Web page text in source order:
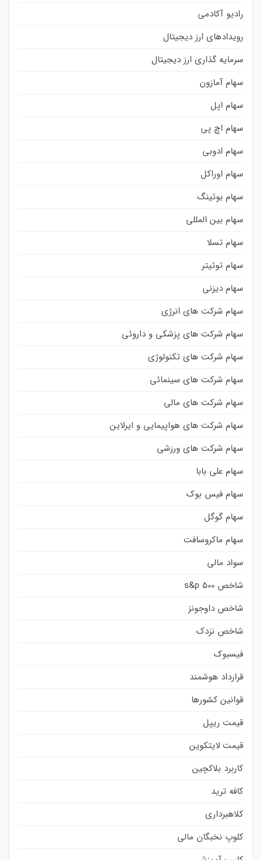
رادیو آکادمی
رویدادهای ارز دیجیتال
سرمایه گذاری ارز دیجیتال
سهام آمازون
سهام اپل
سهام اچ پی
سهام ادوبی
سهام اوراکل
سهام بوئینگ
سهام بین المللی
سهام تسلا
سهام توئیتر
سهام دیزنی
سهام شرکت های انرژی
سهام شرکت های پزشکی و داروئی
سهام شرکت های تکنولوژی
سهام شرکت های سینمائی
سهام شرکت های مالی
سهام شرکت های هواپیمایی و ایرلاین
سهام شرکت های ورزشی
سهام علی بابا
سهام فیس بوک
سهام گوگل
سهام ماکروسافت
سواد مالی
شاخص s&p 500
شاخص داوجونز
شاخص نزدک
فیسبوک
قرارداد هوشمند
قوانین کشورها
قیمت ریپل
قیمت لایتکوین
کاربرد بلاکچین
کافه ترید
کلاهبرداری
کلوپ نخبگان مالی